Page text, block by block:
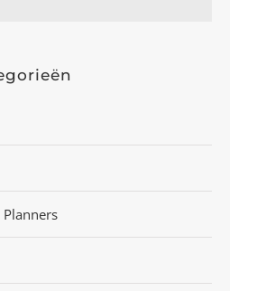
Planners